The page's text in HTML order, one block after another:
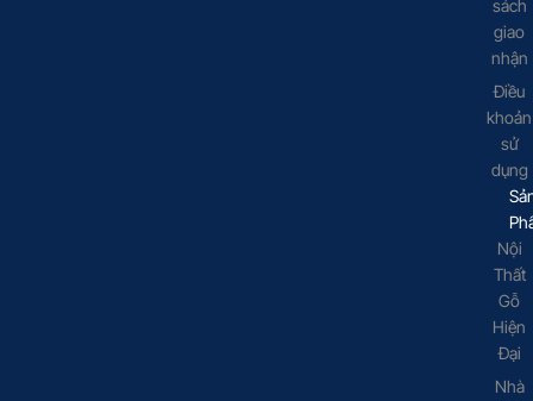
sách
giao
nhận
Điều
khoản
sử
dụng
Nội
Thất
Gỗ
Hiện
Đại
Nhà